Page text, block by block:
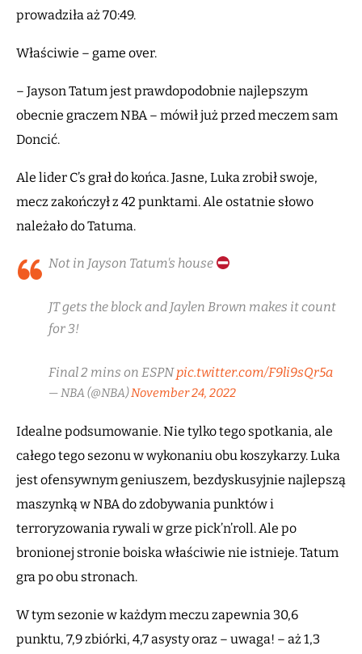
prowadziła aż 70:49.
Właściwie – game over.
– Jayson Tatum jest prawdopodobnie najlepszym
obecnie graczem NBA – mówił już przed meczem sam
Doncić.
Ale lider C’s grał do końca. Jasne, Luka zrobił swoje,
mecz zakończył z 42 punktami. Ale ostatnie słowo
należało do Tatuma.
Not in Jayson Tatum's house
JT gets the block and Jaylen Brown makes it count
for 3!
Final 2 mins on ESPNpic.twitter.com/F9li9sQr5a
— NBA (@NBA)November 24, 2022
Idealne podsumowanie. Nie tylko tego spotkania, ale
całego tego sezonu w wykonaniu obu koszykarzy. Luka
jest ofensywnym geniuszem, bezdyskusyjnie najlepszą
maszynką w NBA do zdobywania punktów i
terroryzowania rywali w grze pick’n’roll. Ale po
bronionej stronie boiska właściwie nie istnieje. Tatum
gra po obu stronach.
W tym sezonie w każdym meczu zapewnia 30,6
punktu, 7,9 zbiórki, 4,7 asysty oraz – uwaga! – aż 1,3